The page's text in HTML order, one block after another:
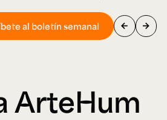
al boletín semanal arrow_back arrow_forward
ArteHum